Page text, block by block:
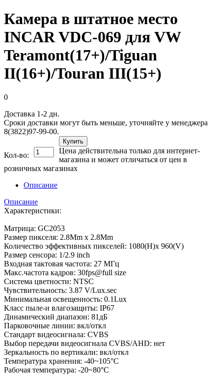
Камера в штатное место
INCAR VDC-069 для VW
Teramont(17+)/Tiguan
II(16+)/Touran III(15+)
0
Доставка 1-2 дн.
Сроки доставки могут быть меньше, уточняйте у менеджера
8(3822)97-99-00.
Кол-во:
Купить
Цена действительна только для интернет-
магазина и может отличаться от цен в
розничных магазинах
Описание
Описание
Характеристики:
Матрица: GC2053
Размер пикселя: 2.8Mm x 2.8Mm
Количество эффективных пикселей: 1080(H)x 960(V)
Размер сенсора: 1/2.9 inch
Входная тактовая частота: 27 МГц
Макс.частота кадров: 30fps@full size
Система цветности: NTSC
Чувствительность: 3.87 V/Lux.sec
Минимальная освещенность: 0.1Lux
Класс пыле-и влагозащиты: IP67
Динамический диапазон: 81дБ
Парковочные линии: вкл/откл
Стандарт видеосигнала: CVBS
Выбор передачи видеосигнала CVBS/AHD: нет
Зеркальность по вертикали: вкл/откл
Температура хранения: -40~105°C
Рабочая температура: -20~80°C